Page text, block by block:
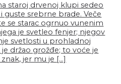
staroj drvenoj klupi sedeo
guste srebrne brade. Veče
se starac ogrnuo vunenim
je svetleo fenjer; njegov
svetlosti u prohladnoj
je držao grožđe; to voće je
jer mu je […]